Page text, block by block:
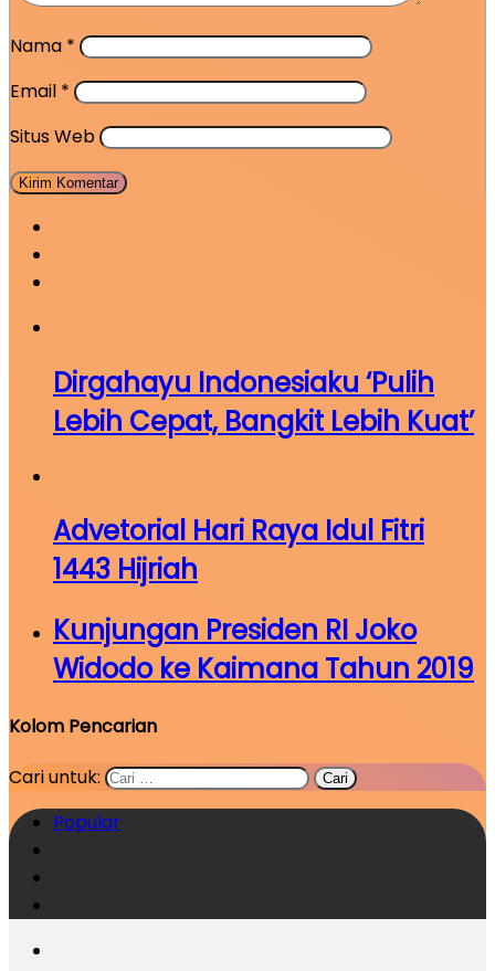
Nama *
Email *
Situs Web
Dirgahayu Indonesiaku ‘Pulih
Lebih Cepat, Bangkit Lebih Kuat’
Advetorial Hari Raya Idul Fitri
1443 Hijriah
Kunjungan Presiden RI Joko
Widodo ke Kaimana Tahun 2019
Kolom Pencarian
Cari untuk:
Popular